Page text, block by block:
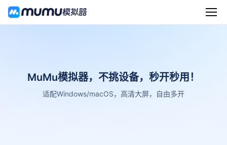
MuMu模拟器，不挑设备，秒开秒用！
适配Windows/macOS，高清大屏，自由多开